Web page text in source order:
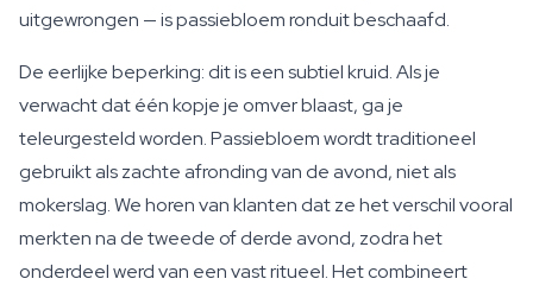
uitgewrongen — is passiebloem ronduit beschaafd.
De eerlijke beperking: dit is een subtiel kruid. Als je
verwacht dat één kopje je omver blaast, ga je
teleurgesteld worden. Passiebloem wordt traditioneel
gebruikt als zachte afronding van de avond, niet als
mokerslag. We horen van klanten dat ze het verschil vooral
merkten na de tweede of derde avond, zodra het
onderdeel werd van een vast ritueel. Het combineert